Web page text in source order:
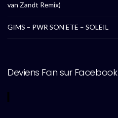
van Zandt Remix)
GIMS – PWR SON ETE – SOLEIL
Deviens Fan sur Facebook